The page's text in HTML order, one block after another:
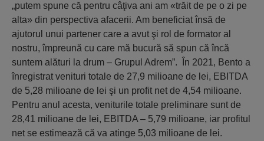
„putem spune că pentru câţiva ani am «trăit de pe o zi pe
alta» din perspectiva afacerii. Am beneficiat însă de
ajutorul unui partener care a avut şi rol de formator al
nostru, împreună cu care mă bucură să spun că încă
suntem alături la drum – Grupul Adrem”. În 2021, Bento a
înregistrat venituri totale de 27,9 milioane de lei, EBITDA
de 5,28 milioane de lei şi un profit net de 4,54 milioane.
Pentru anul acesta, veniturile totale preliminare sunt de
28,41 milioane de lei, EBITDA – 5,79 milioane, iar profitul
net se estimează că va atinge 5,03 milioane de lei.